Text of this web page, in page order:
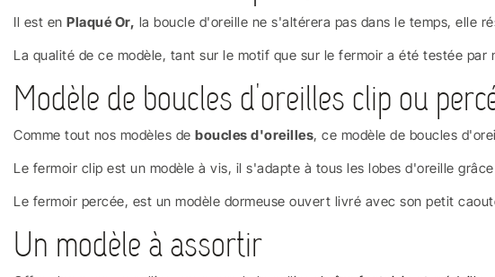
Il est en Plaqué Or, la boucle d'oreille ne s'altérera pas dans le temps, elle
La qualité de ce modèle, tant sur le motif que sur le fermoir a été testée par
Modèle de boucles d'oreilles clip ou
Comme tout nos modèles de boucles d'oreilles, ce modèle de boucles
Le fermoir clip est un modèle à vis, il s'adapte à tous les lobes d'oreille
Le fermoir percée, est un modèle dormeuse ouvert livré avec son petit
Un modèle à assortir